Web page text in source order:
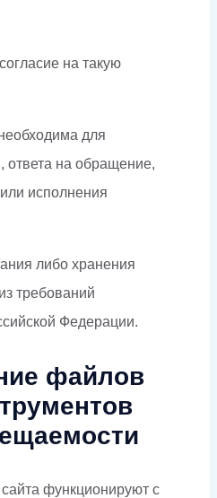
на такую
для
ответа на обращение,
исполнения
либо хранения
требований
Федерации.
файлов
функционируют с